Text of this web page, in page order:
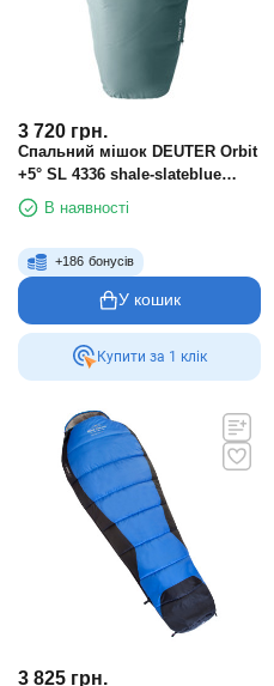
3 720 грн.
Спальний мішок DEUTER Orbit
+5° SL 4336 shale-slateblue
RIGHT
В наявності
+186 бонусів
У кошик
Купити за 1 клiк
3 825 грн.